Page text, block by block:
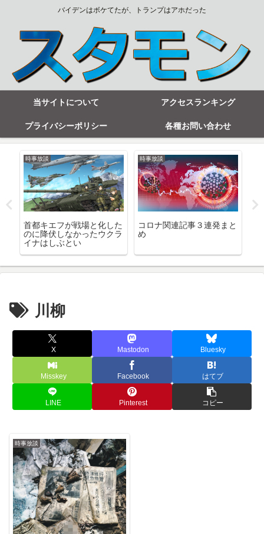
バイデンはボケてたが、トランプはアホだった
当サイトについて アクセスランキング
プライバシーポリシー 各種お問い合わせ
時事放談
首都キエフが戦場と化した
のに降伏しなかったウクラ
イナはしぶとい
時事放談
コロナ関連記事３連発まと
め
川柳
X Mastodon Bluesky
Misskey Facebook はてブ
LINE Pinterest コピー
時事放談